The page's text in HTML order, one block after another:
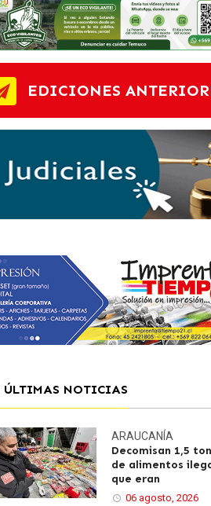
EDICIONES
ÚLTIMAS NOTICIAS
ARAUCANÍA
Decomisan 1,5
de alimentos
que eran
06 agosto, 2026